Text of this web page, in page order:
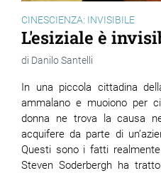
CINESCIENZA: INVISIBILE
L'esiziale è
Danilo Santelli
In una piccola cittadina
ammalano e muoiono per
donna ne trova la causa
acquifere da parte di
Questi sono i fatti
Steven Soderbergh ha